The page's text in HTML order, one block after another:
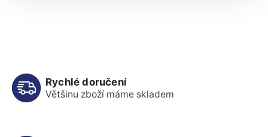
Rychlé doručení
Většinu zboží máme skladem